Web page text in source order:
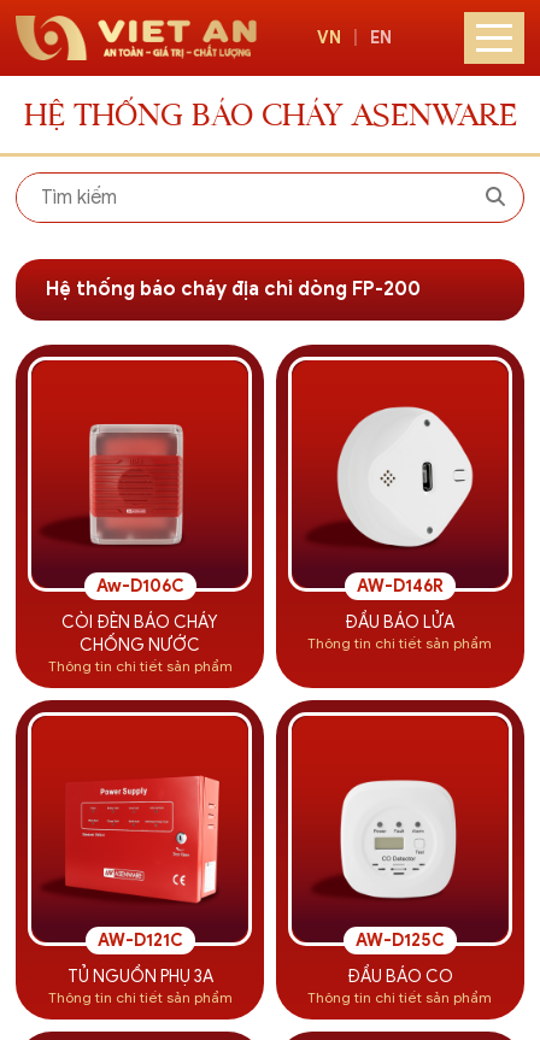
VN EN
HỆ THỐNG BÁO CHÁY ASENWARE
Hệ thống báo cháy địa chỉ dòng FP-200
Aw-D106C
CÒI ĐÈN BÁO CHÁY
CHỐNG NƯỚC
Thông tin chi tiết sản phẩm
AW-D146R
ĐẦU BÁO LỬA
Thông tin chi tiết sản phẩm
AW-D121C
TỦ NGUỒN PHỤ 3A
Thông tin chi tiết sản phẩm
AW-D125C
ĐẦU BÁO CO
Thông tin chi tiết sản phẩm